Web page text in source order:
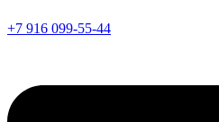
+7 916 099-55-44